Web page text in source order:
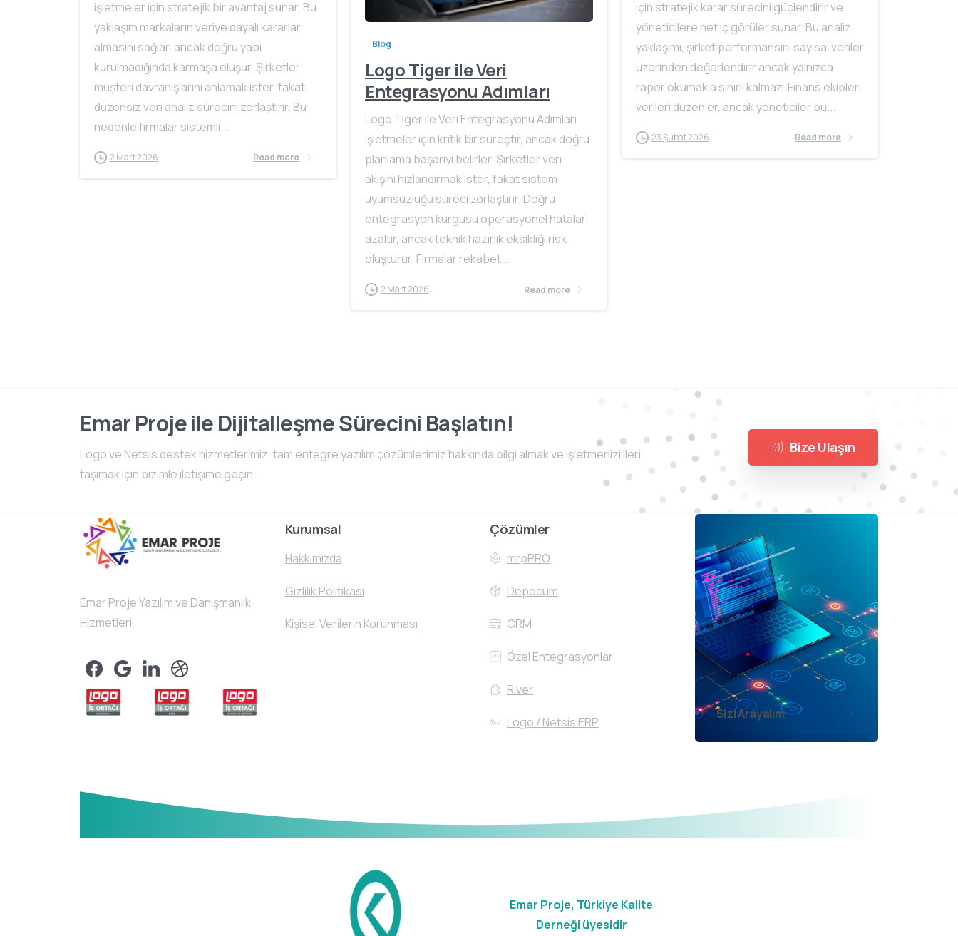
işletmeler için stratejik bir avantaj sunar. Bu
yaklaşım markaların veriye dayalı kararlar
almasını sağlar, ancak doğru yapı
kurulmadığında karmaşa oluşur. Şirketler
müşteri davranışlarını anlamak ister, fakat
düzensiz veri analiz sürecini zorlaştırır. Bu
nedenle firmalar sistemli...
2 Mart 2026 Read more
Blog
Logo Tiger ile Veri
Entegrasyonu Adımları
Logo Tiger ile Veri Entegrasyonu Adımları
işletmeler için kritik bir süreçtir, ancak doğru
planlama başarıyı belirler. Şirketler veri
akışını hızlandırmak ister, fakat sistem
uyumsuzluğu süreci zorlaştırır. Doğru
entegrasyon kurgusu operasyonel hataları
azaltır, ancak teknik hazırlık eksikliği risk
oluşturur. Firmalar rekabet...
2 Mart 2026 Read more
için stratejik karar sürecini güçlendirir ve
yöneticilere net iç görüler sunar. Bu analiz
yaklaşımı, şirket performansını sayısal veriler
üzerinden değerlendirir ancak yalnızca
rapor okumakla sınırlı kalmaz. Finans ekipleri
verileri düzenler, ancak yöneticiler bu...
23 Şubat 2026 Read more
Emar Proje ile Dijitalleşme Sürecini Başlatın!
Logo ve Netsis destek hizmetlerimiz, tam entegre yazılım çözümlerimiz hakkında bilgi almak ve işletmenizi ileri
taşımak için bizimle iletişime geçin
Bize Ulaşın
Emar Proje Yazılım ve Danışmanlık
Hizmetleri
Kurumsal
Hakkımızda
Gizlilik Politikası
Kişisel Verilerin Korunması
Çözümler
mrpPRO
Depocum
CRM
Özel Entegrasyonlar
River
Logo / Netsis ERP
Sizi Arayalım
Emar Proje, Türkiye Kalite
Derneği üyesidir